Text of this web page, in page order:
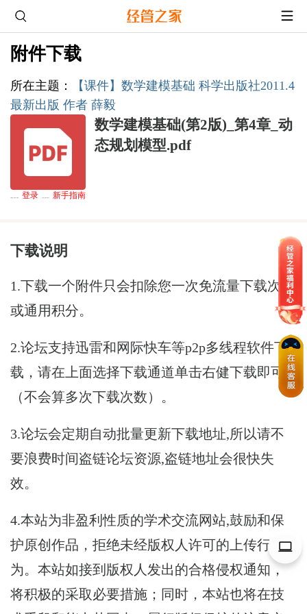
附件下载
所在主题 ：
【课件】数学建模基础 科学出版社2011.4
最新出版 作者 薛毅
数学建模基础(第2版)_第4章_动
态规划模型.pdf
登录 新手指南
下载说明
1.下载一个附件只会扣除您一次免流量下载次数
或通用积分。
2.论坛支持迅雷和网际快车等p2p多线程软件下
载，请在上面选择下载通道单击右健下载即可
（不会算多次下载次数）。
3.论坛会定期自动批量更新下载地址,所以请不
要浪费时间盗链论坛资源,盗链地址会很快失
效。
4.本站为非盈利性质的学术交流网站,鼓励和保
护原创作品，拒绝未经版权人许可的上传行
为。本站如接到版权人发出的合格侵权通知，
将积极的采取必要措施；同时，本站也将在技